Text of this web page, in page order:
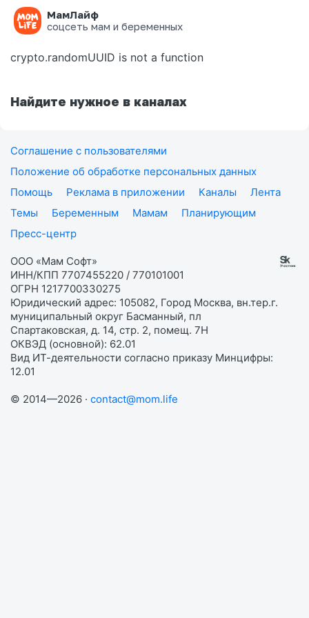
МамЛайф
соцсеть мам и беременных
Ошибка на странице
crypto.randomUUID is not a function
Найдите нужное в каналах
Соглашение с пользователями
Положение об обработке персональных данных
Помощь
Реклама в приложении Каналы
Лента
Темы
Беременным Мамам
Планирующим
Пресс-центр
ООО «Мам Софт»
ИНН/КПП 7707455220 / 770101001
ОГРН 1217700330275
Юридический адрес: 105082, Город Москва, вн.тер.г.
муниципальный округ Басманный, пл
Спартаковская, д. 14, стр. 2, помещ. 7Н
ОКВЭД (основной): 62.01
Вид ИТ-деятельности согласно приказу Минцифры:
12.01
© 2014—2026 · contact@mom.life